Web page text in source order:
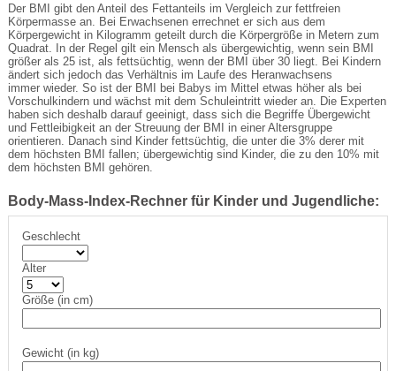
Der BMI gibt den Anteil des Fettanteils im Vergleich zur fettfreien
Körpermasse an. Bei Erwachsenen errechnet er sich aus dem
Körpergewicht in Kilogramm geteilt durch die Körpergröße in Metern zum
Quadrat. In der Regel gilt ein Mensch als übergewichtig, wenn sein BMI
größer als 25 ist, als fettsüchtig, wenn der BMI über 30 liegt. Bei Kindern
ändert sich jedoch das Verhältnis im Laufe des Heranwachsens
immer wieder. So ist der BMI bei Babys im Mittel etwas höher als bei
Vorschulkindern und wächst mit dem Schuleintritt wieder an. Die Experten
haben sich deshalb darauf geeinigt, dass sich die Begriffe Übergewicht
und Fettleibigkeit an der Streuung der BMI in einer Altersgruppe
orientieren. Danach sind Kinder fettsüchtig, die unter die 3% derer mit
dem höchsten BMI fallen; übergewichtig sind Kinder, die zu den 10% mit
dem höchsten BMI gehören.
Body-Mass-Index-Rechner für Kinder und Jugendliche:
Geschlecht
Alter
Größe (in cm)
Gewicht (in kg)